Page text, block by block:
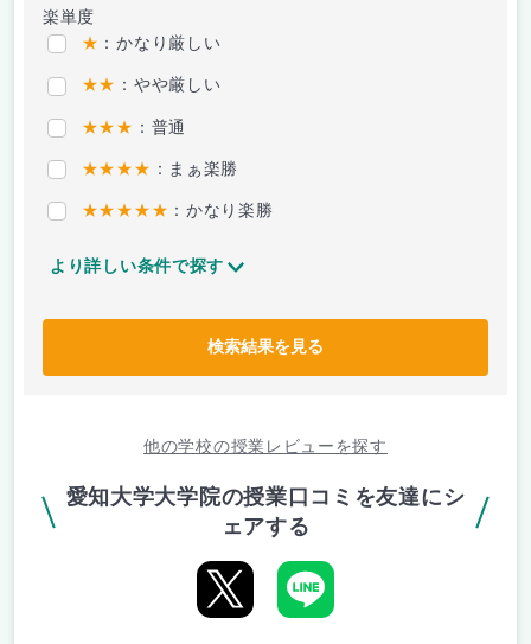
楽単度
★ ：かなり厳しい
★★ ：やや厳しい
★★★ ：普通
★★★★ ：まぁ楽勝
★★★★★ ：かなり楽勝
より詳しい条件で探す
検索結果を見る
他の学校の授業レビューを探す
愛知大学大学院の授業口コミを友達にシ
ェアする